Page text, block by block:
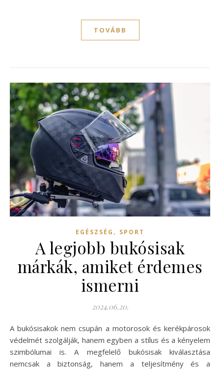
TOVÁBB
EGÉSZSÉG , SPORT
A legjobb bukósisak
márkák, amiket érdemes
ismerni
2024.06.20.
A bukósisakok nem csupán a motorosok és kerékpárosok
védelmét szolgálják, hanem egyben a stílus és a kényelem
szimbólumai is. A megfelelő bukósisak kiválasztása
nemcsak a biztonság, hanem a teljesítmény és a